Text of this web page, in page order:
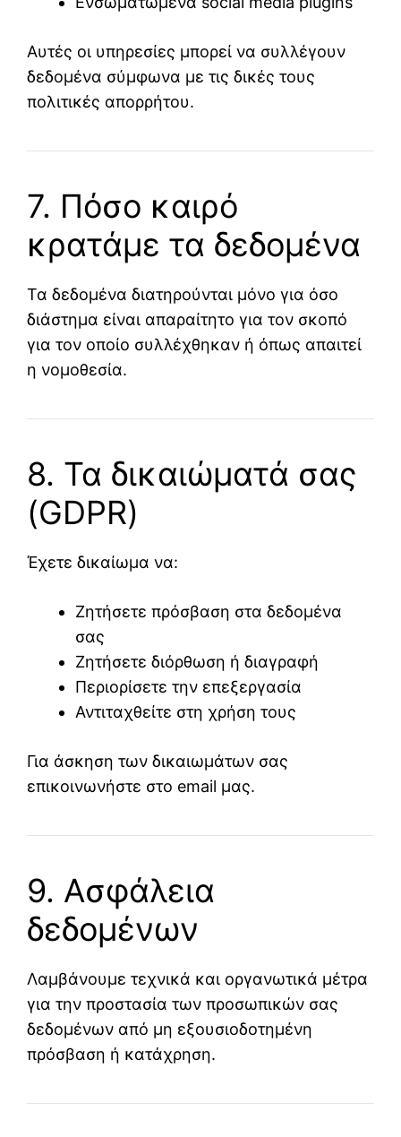
Αυτές οι υπηρεσίες μπορεί να συλλέγουν
δεδομένα σύμφωνα με τις δικές τους
πολιτικές απορρήτου.
7. Πόσο καιρό
κρατάμε τα δεδομένα
Τα δεδομένα διατηρούνται μόνο για όσο
διάστημα είναι απαραίτητο για τον σκοπό
για τον οποίο συλλέχθηκαν ή όπως απαιτεί
η νομοθεσία.
8. Τα δικαιώματά σας
(GDPR)
Έχετε δικαίωμα να:
Ζητήσετε πρόσβαση στα δεδομένα
σας
Ζητήσετε διόρθωση ή διαγραφή
Περιορίσετε την επεξεργασία
Αντιταχθείτε στη χρήση τους
Για άσκηση των δικαιωμάτων σας
επικοινωνήστε στο email μας.
9. Ασφάλεια
δεδομένων
Λαμβάνουμε τεχνικά και οργανωτικά μέτρα
για την προστασία των προσωπικών σας
δεδομένων από μη εξουσιοδοτημένη
πρόσβαση ή κατάχρηση.